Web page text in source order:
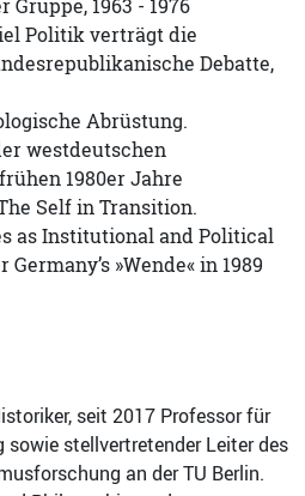
1963 - 1976
Politik verträgt die
Debatte,
Abrüstung.
westdeutschen
1980er Jahre
Self in Transition.
as Institutional and Political
»Wende« in 1989
seit 2017 Professor für
stellvertretender Leiter des
an der TU Berlin.